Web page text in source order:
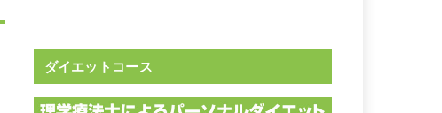
ダイエットコース